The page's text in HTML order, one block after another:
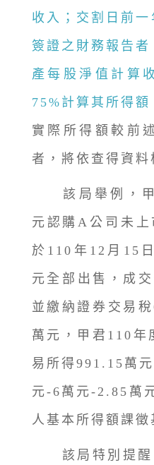
收入；交割日前
簽證之財務報告
產每股淨值計算
75%計算其所得額
實際所得額較前
者，將依查得資料
該局舉例，甲
元認購A公司未上
於110年12月15
元全部出售，成
並繳納證券交易
萬元，甲君110年
易所得991.15萬
元-6萬元-2.85萬
人基本所得額課徵
該局特別提醒